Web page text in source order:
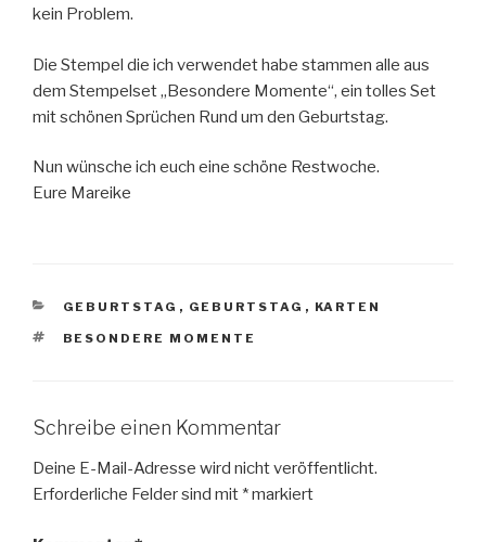
kein Problem.
Die Stempel die ich verwendet habe stammen alle aus
dem Stempelset „Besondere Momente“, ein tolles Set
mit schönen Sprüchen Rund um den Geburtstag.
Nun wünsche ich euch eine schöne Restwoche.
Eure Mareike
KATEGORIEN
GEBURTSTAG , GEBURTSTAG , KARTEN
SCHLAGWÖRTER
BESONDERE MOMENTE
Schreibe einen Kommentar
Deine E-Mail-Adresse wird nicht veröffentlicht.
Erforderliche Felder sind mit *markiert